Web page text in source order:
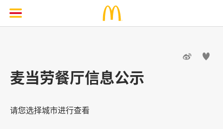
 
麦当劳餐厅信息公示
请您选择城市进行查看